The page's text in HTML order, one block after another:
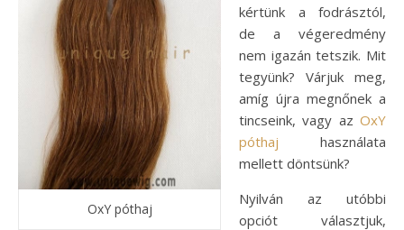
OxY póthaj
kértünk a fodrásztól,
de a végeredmény
nem igazán tetszik. Mit
tegyünk? Várjuk meg,
amíg újra megnőnek a
tincseink, vagy az OxY
póthaj használata
mellett döntsünk?
Nyilván az utóbbi
opciót választjuk,